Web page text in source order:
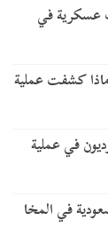
عسكرية في
كشفت عملية
في عملية
في المخا